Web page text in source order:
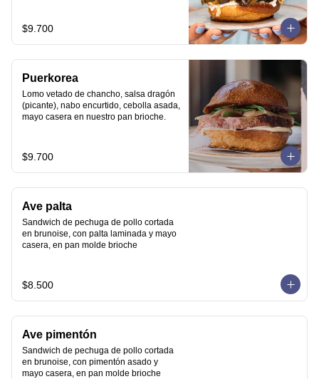
$9.700
Puerkorea
Lomo vetado de chancho, salsa dragón
(picante), nabo encurtido, cebolla asada,
mayo casera en nuestro pan brioche.
$9.700
Ave palta
Sandwich de pechuga de pollo cortada
en brunoise, con palta laminada y mayo
casera, en pan molde brioche
$8.500
Ave pimentón
Sandwich de pechuga de pollo cortada
en brunoise, con pimentón asado y
mayo casera, en pan molde brioche